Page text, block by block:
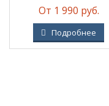
От 1 990 руб.
Подробнее